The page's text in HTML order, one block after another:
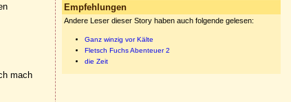
mach
Empfehlungen
Andere Leser dieser Story haben auch folgende gelesen:
Ganz winzig vor Kälte
Fletsch Fuchs Abenteuer 2
die Zeit